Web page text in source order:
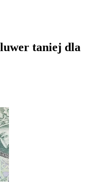
taniej dla